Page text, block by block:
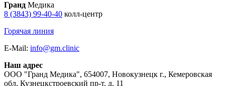
Гранд Медика
8 (3843) 99-40-40 колл-центр
Горячая линия
E-Mail: info@gm.clinic
Наш адрес
ООО "Гранд Медика", 654007, Новокузнецк г., Кемеровская
обл, Кузнецкстроевский пр-т, д. 11